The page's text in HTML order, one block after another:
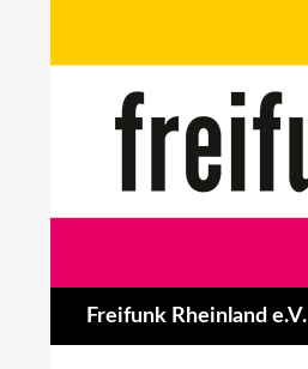
springen
Freifunk Rheinland e.V.